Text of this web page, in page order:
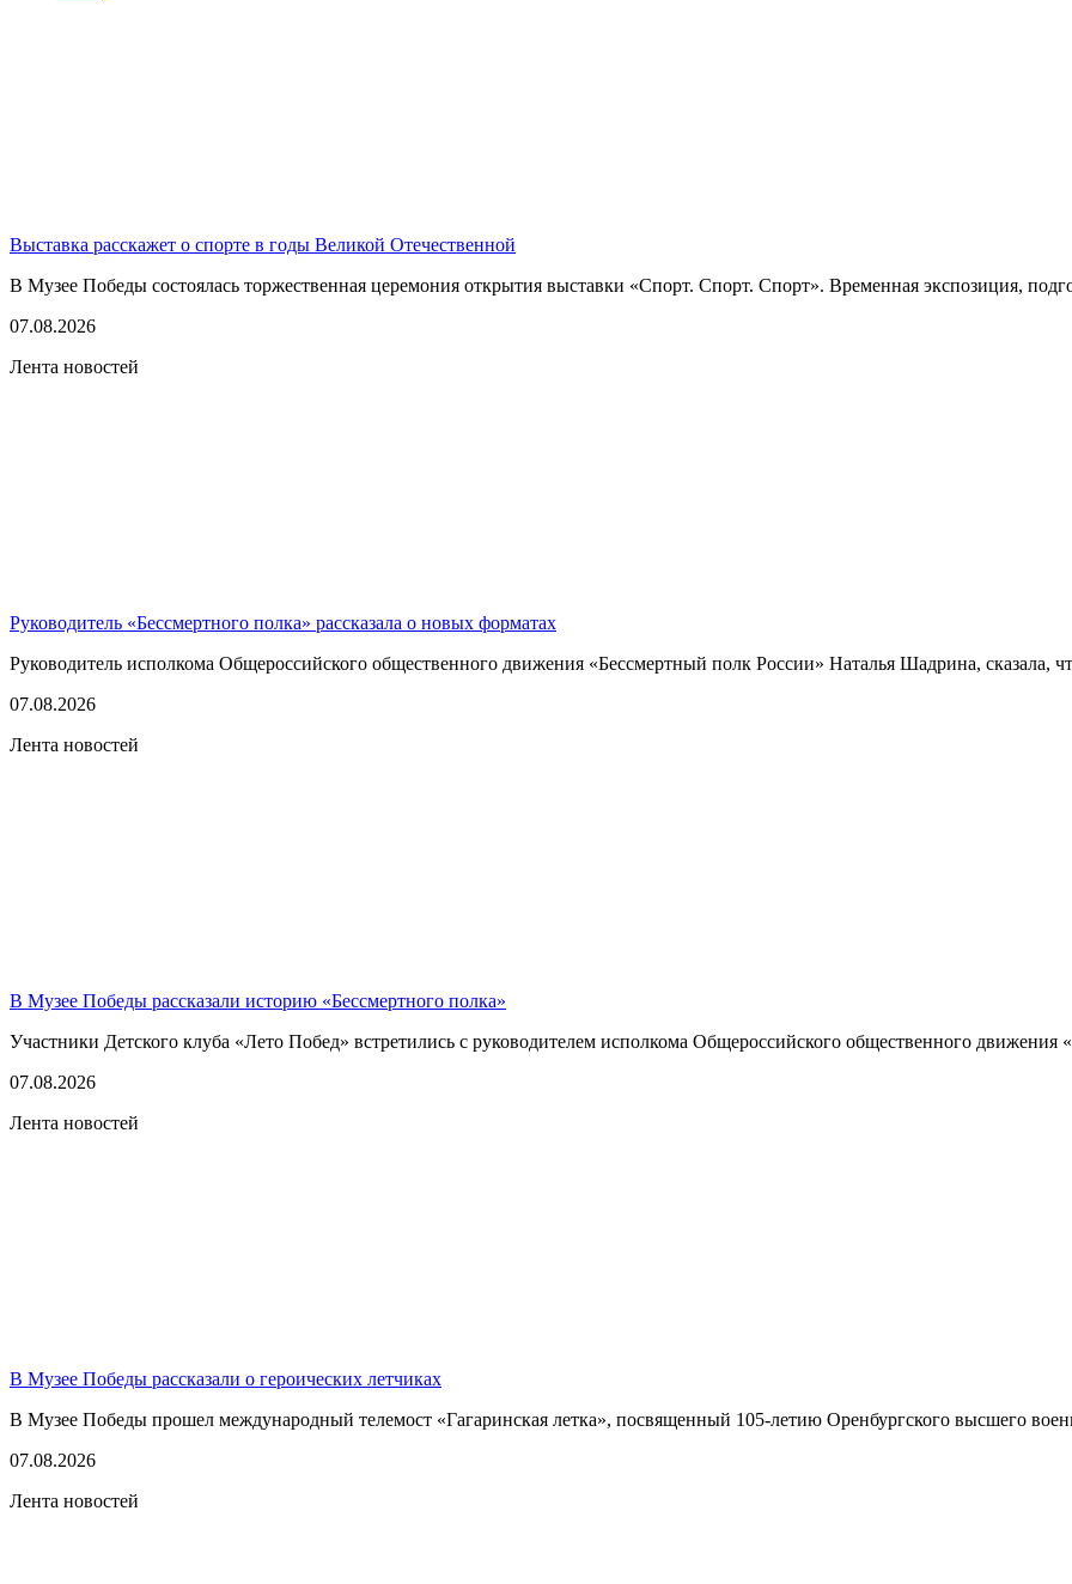
Выставка расскажет о спорте в годы Великой Отечественной
В Музее Победы состоялась торжественная церемония открытия выставки «Спорт. Спорт. Спорт». Временная экспозиция,
07.08.2026
Лента новостей
Руководитель «Бессмертного полка» рассказала о новых форматах
Руководитель исполкома Общероссийского общественного движения «Бессмертный полк России» Наталья Шадрина, сказала,
07.08.2026
Лента новостей
В Музее Победы рассказали историю «Бессмертного полка»
Участники Детского клуба «Лето Побед» встретились с руководителем исполкома Общероссийского общественного движения
07.08.2026
Лента новостей
В Музее Победы рассказали о героических летчиках
В Музее Победы прошел международный телемост «Гагаринская летка», посвященный 105-летию Оренбургского высшего
07.08.2026
Лента новостей